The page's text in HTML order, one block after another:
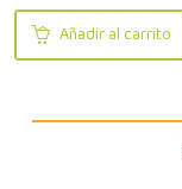
Añadir al carrito